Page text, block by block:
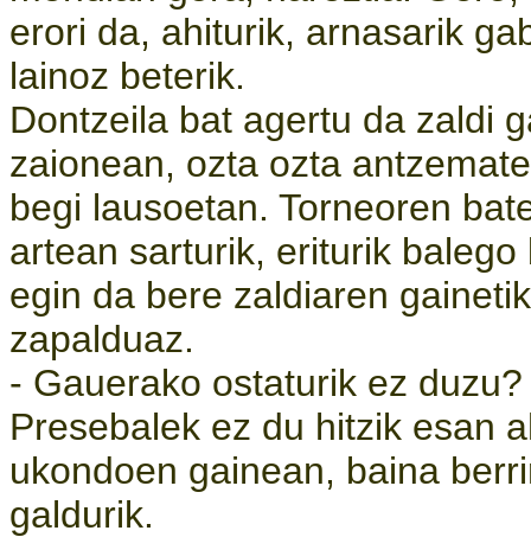
erori da, ahiturik, arnasarik
lainoz beterik.
Dontzeila bat agertu da zaldi
zaionean, ozta ozta
begi lausoetan. Torneoren
artean sarturik, eriturik
egin da bere zaldiaren
zapalduaz.
- Gauerako ostaturik ez
Presebalek ez du hitzik esan
ukondoen gainean, baina
galdurik.